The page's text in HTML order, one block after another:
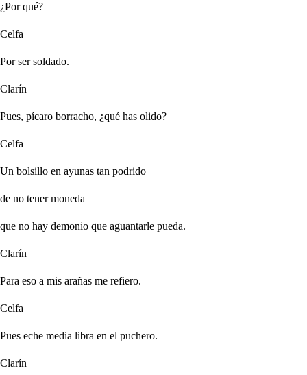
¿Por qué?
Celfa
Por ser soldado.
Clarín
Pues, pícaro borracho, ¿qué has olido?
Celfa
Un bolsillo en ayunas tan podrido
de no tener moneda
que no hay demonio que aguantarle pueda.
Clarín
Para eso a mis arañas me refiero.
Celfa
Pues eche media libra en el puchero.
Clarín